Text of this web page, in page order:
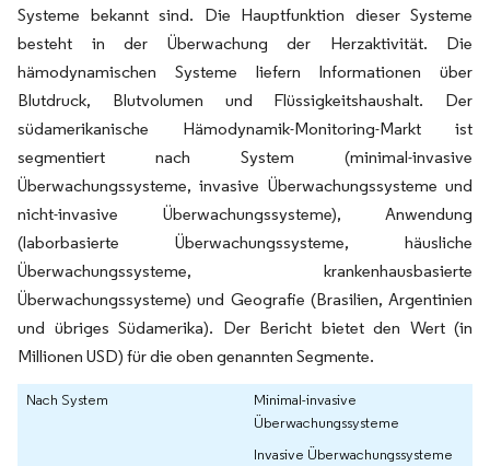
Systeme bekannt sind. Die Hauptfunktion dieser Systeme
besteht in der Überwachung der Herzaktivität. Die
hämodynamischen Systeme liefern Informationen über
Blutdruck, Blutvolumen und Flüssigkeitshaushalt. Der
südamerikanische Hämodynamik-Monitoring-Markt ist
segmentiert nach System (minimal-invasive
Überwachungssysteme, invasive Überwachungssysteme und
nicht-invasive Überwachungssysteme), Anwendung
(laborbasierte Überwachungssysteme, häusliche
Überwachungssysteme, krankenhausbasierte
Überwachungssysteme) und Geografie (Brasilien, Argentinien
und übriges Südamerika). Der Bericht bietet den Wert (in
Millionen USD) für die oben genannten Segmente.
Nach System
Minimal-invasive
Überwachungssysteme
Invasive Überwachungssysteme